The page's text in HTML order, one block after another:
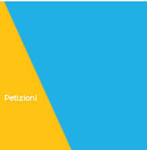
Petizioni